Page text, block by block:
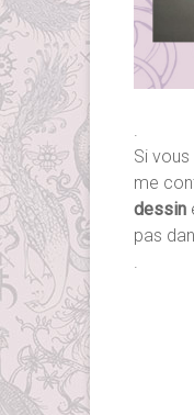
.
Si
me
dessin
pas
.